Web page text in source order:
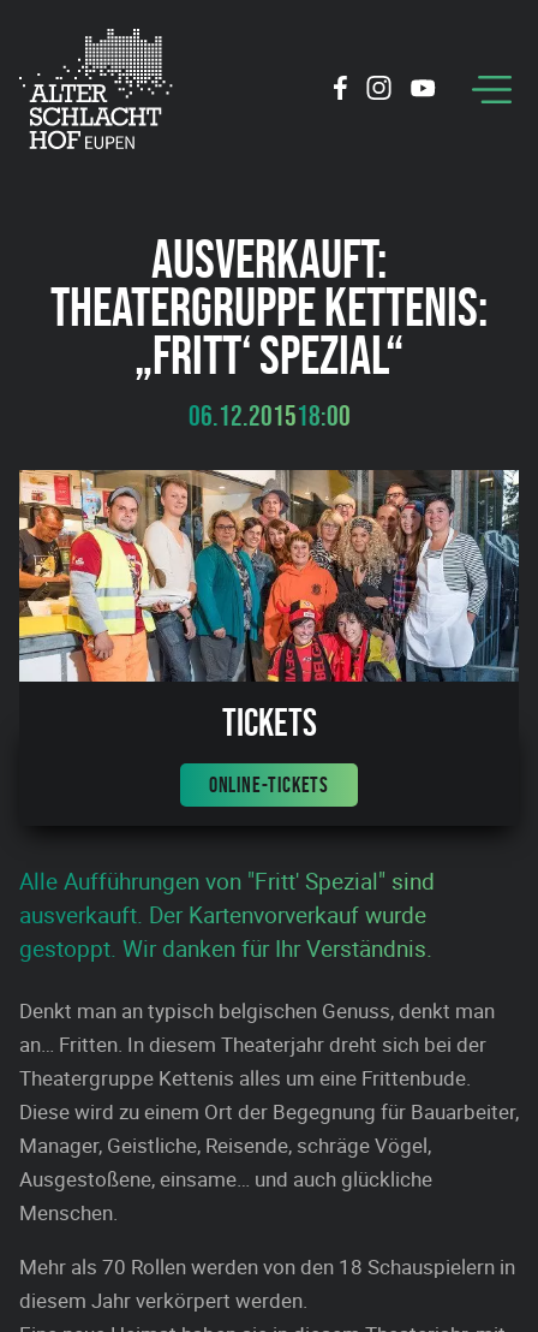
AUSVERKAUFT:
THEATERGRUPPE KETTENIS:
„FRITT‘ SPEZIAL“
06.12.201518:00
Tickets
ONLINE-TICKETS
Alle Aufführungen von "Fritt' Spezial" sind
ausverkauft. Der Kartenvorverkauf wurde
gestoppt. Wir danken für Ihr Verständnis.
Denkt man an typisch belgischen Genuss, denkt man
an… Fritten. In diesem Theaterjahr dreht sich bei der
Theatergruppe Kettenis alles um eine Frittenbude.
Diese wird zu einem Ort der Begegnung für Bauarbeiter,
Manager, Geistliche, Reisende, schräge Vögel,
Ausgestoßene, einsame… und auch glückliche
Menschen.
Mehr als 70 Rollen werden von den 18 Schauspielern in
diesem Jahr verkörpert werden.